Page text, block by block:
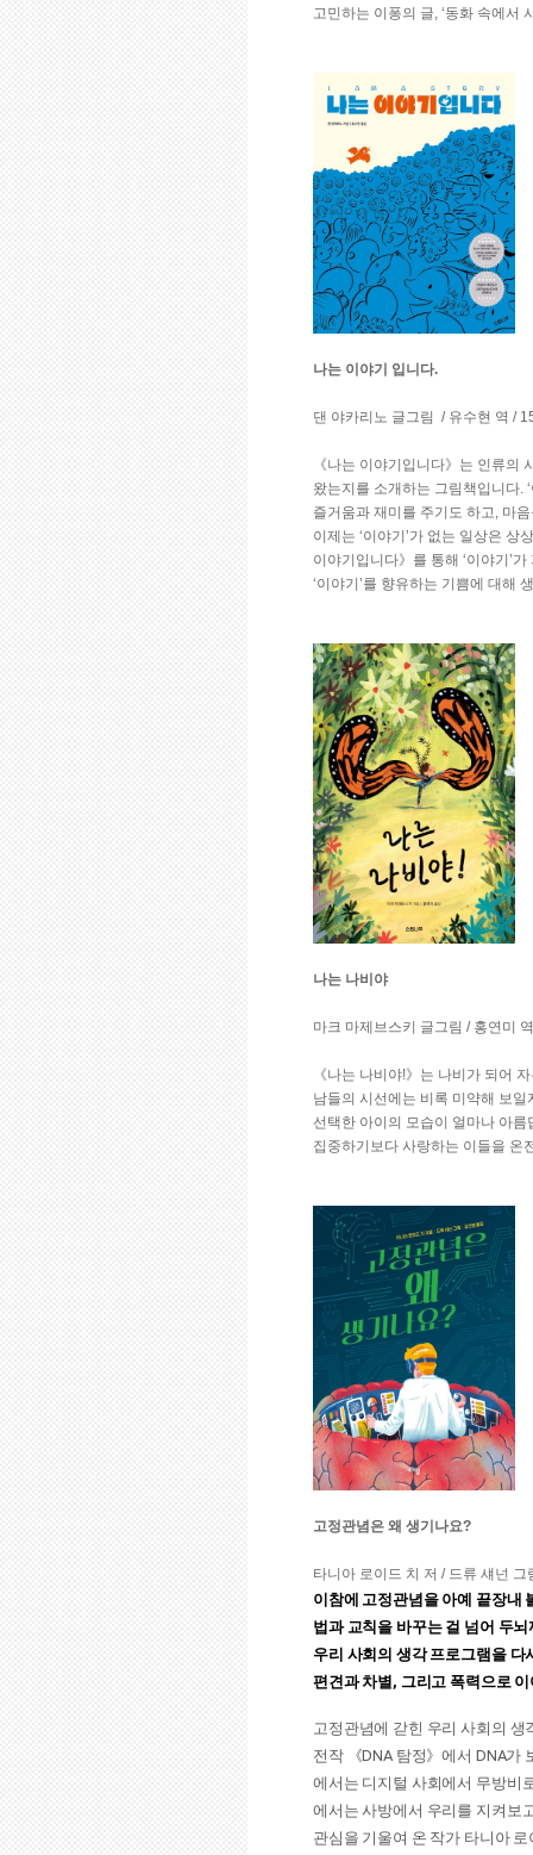
고민하는 이퐁의 글, ‘동화 속에서
나는 이야기 입니다.
댄 야카리노 글그림 / 유수현 역 /
《나는 이야기입니다》는 인류의
왔는지를 소개하는 그림책입니다.
즐거움과 재미를 주기도 하고, 마
이제는 ‘이야기’가 없는 일상은 상
이야기입니다》를 통해 ‘이야기’
‘이야기’를 향유하는 기쁨에 대해
나는 나비야
마크 마제브스키 글그림 / 홍연미
《나는 나비야!》는 나비가 되어
남들의 시선에는 비록 미약해 보
선택한 아이의 모습이 얼마나 아
집중하기보다 사랑하는 이들을 온
고정관념은 왜 생기나요?
타니아 로이드 치 저 / 드류 섀넌
이참에 고정관념을 아예 끝장내
법과 교칙을 바꾸는 걸 넘어 두
우리 사회의 생각 프로그램을 다
편견과 차별, 그리고 폭력으로
고정관념에 갇힌 우리 사회의
전작 《DNA 탐정》에서 DNA가
에서는 디지털 사회에서 무방비
에서는 사방에서 우리를 지켜보
관심을 기울여 온 작가 타니아